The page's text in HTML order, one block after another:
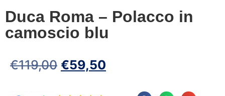
Duca Roma – Polacco in
camoscio blu
€119,00 €59,50